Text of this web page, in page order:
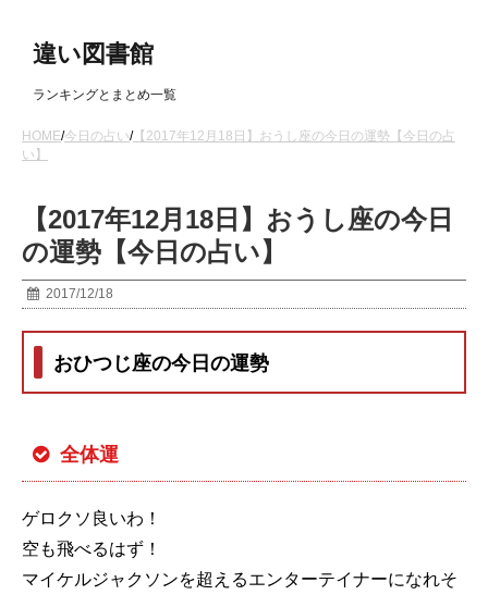
違い図書館
ランキングとまとめ一覧
HOME/今日の占い/【2017年12月18日】おうし座の今日の運勢【今日の占
い】
【2017年12月18日】おうし座の今日
の運勢【今日の占い】
2017/12/18
おひつじ座の今日の運勢
全体運
ゲロクソ良いわ！
空も飛べるはず！
マイケルジャクソンを超えるエンターテイナーになれそ